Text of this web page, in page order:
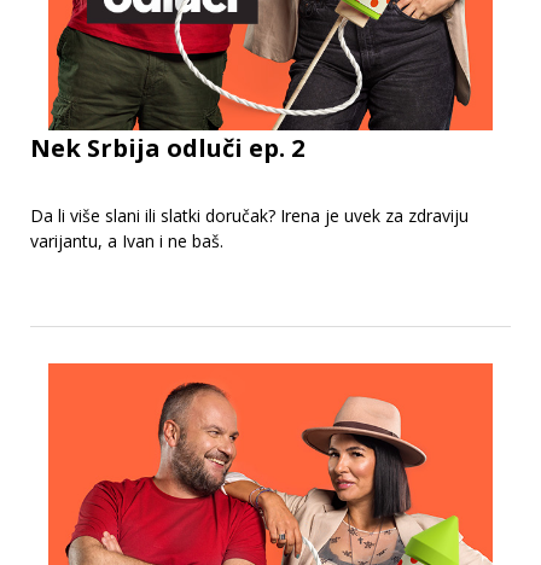
Nek Srbija odluči ep. 2
Da li više slani ili slatki doručak? Irena je uvek za zdraviju
varijantu, a Ivan i ne baš.